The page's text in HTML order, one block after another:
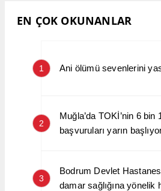
EN ÇOK OKUNANLAR
1 Ani ölümü sevenlerini
2
Muğla’da TOKİ’nin 6
başvuruları yarın
3
Bodrum Devlet
damar sağlığına yönelik